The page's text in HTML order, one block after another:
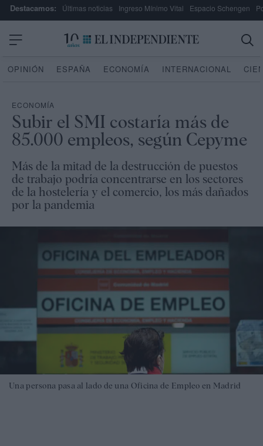
Destacamos: Últimas noticias Ingreso Mínimo Vital Espacio Schengen
OPINIÓN ESPAÑA ECONOMÍA INTERNACIONAL
ECONOMÍA
Subir el SMI costaría más de
85.000 empleos, según Cepyme
Más de la mitad de la destrucción de puestos
de trabajo podría concentrarse en los sectores
de la hostelería y el comercio, los más dañados
por la pandemia
Una persona pasa al lado de una Oficina de Empleo en Madrid